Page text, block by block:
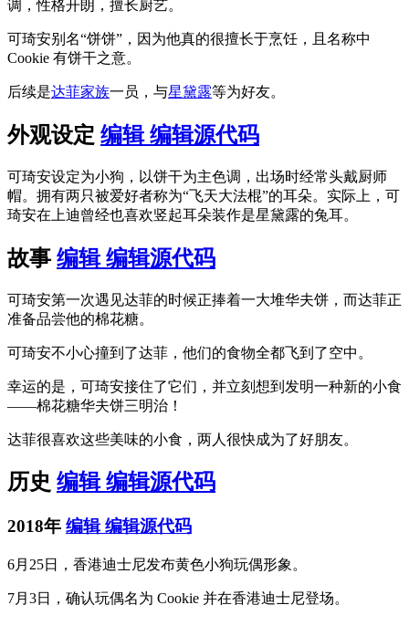
调，性格开朗，擅长厨艺。
可琦安别名“饼饼”，因为他真的很擅长于烹饪，且名称中
Cookie 有饼干之意。
后续是达菲家族一员，与星黛露等为好友。
外观设定 编辑 编辑源代码
可琦安设定为小狗，以饼干为主色调，出场时经常头戴厨师
帽。拥有两只被爱好者称为“飞天大法棍”的耳朵。实际上，可
琦安在上迪曾经也喜欢竖起耳朵装作是星黛露的兔耳。
故事 编辑 编辑源代码
可琦安第一次遇见达菲的时候正捧着一大堆华夫饼，而达菲正
准备品尝他的棉花糖。
可琦安不小心撞到了达菲，他们的食物全都飞到了空中。
幸运的是，可琦安接住了它们，并立刻想到发明一种新的小食
——棉花糖华夫饼三明治！
达菲很喜欢这些美味的小食，两人很快成为了好朋友。
历史 编辑 编辑源代码
2018年 编辑 编辑源代码
6月25日，香港迪士尼发布黄色小狗玩偶形象。
7月3日，确认玩偶名为 Cookie 并在香港迪士尼登场。